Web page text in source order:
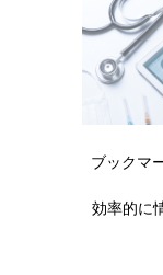
第21回 治療
の対処法（1
【糖尿病】の
低血糖の対処
ブックマ
効率的に